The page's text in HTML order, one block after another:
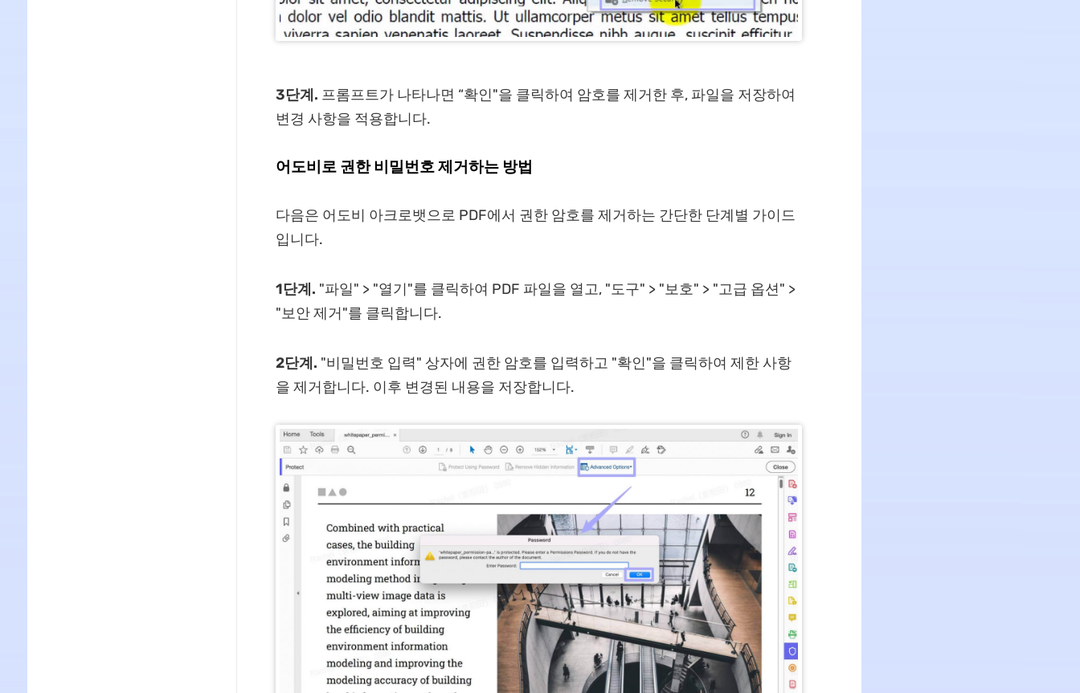
3단계. 프롬프트가 나타나면 “확인"을 클릭하여 암호를 제거한 후, 파일을 저장하여
변경 사항을 적용합니다.
어도비로 권한 비밀번호 제거하는 방법
다음은 어도비 아크로뱃으로 PDF에서 권한 암호를 제거하는 간단한 단계별 가이드
입니다.
1단계. "파일" > "열기"를 클릭하여 PDF 파일을 열고, "도구" > "보호" > "고급 옵션" >
"보안 제거"를 클릭합니다.
2단계. "비밀번호 입력" 상자에 권한 암호를 입력하고 "확인"을 클릭하여 제한 사항
을 제거합니다. 이후 변경된 내용을 저장합니다.